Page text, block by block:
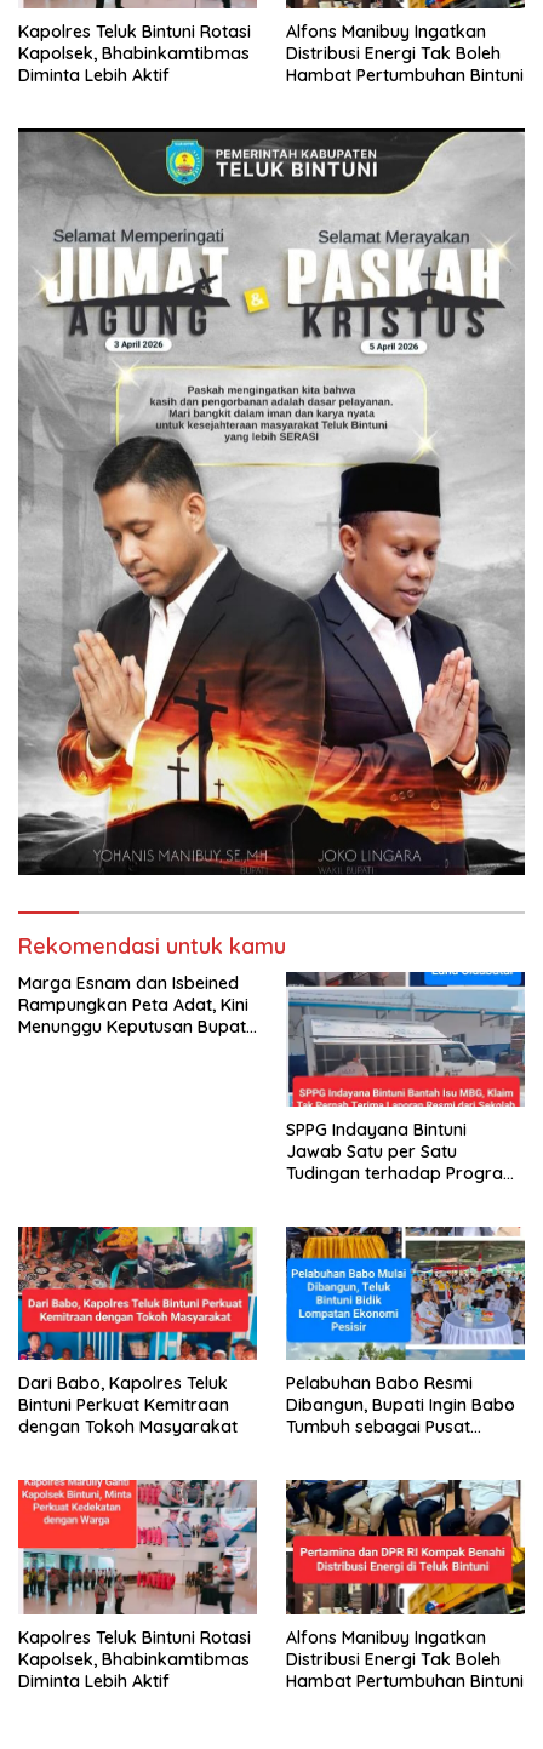
Kapolres Teluk Bintuni Rotasi
Kapolsek, Bhabinkamtibmas
Diminta Lebih Aktif
Alfons Manibuy Ingatkan
Distribusi Energi Tak Boleh
Hambat Pertumbuhan Bintuni
Rekomendasi untuk kamu
Marga Esnam dan Isbeined
Rampungkan Peta Adat, Kini
Menunggu Keputusan Bupati
SPPG Indayana Bintuni
Jawab Satu per Satu
Tudingan terhadap Program
Dari Babo, Kapolres Teluk
Bintuni Perkuat Kemitraan
dengan Tokoh Masyarakat
Pelabuhan Babo Resmi
Dibangun, Bupati Ingin Babo
Tumbuh sebagai Pusat
Kapolres Teluk Bintuni Rotasi
Kapolsek, Bhabinkamtibmas
Diminta Lebih Aktif
Alfons Manibuy Ingatkan
Distribusi Energi Tak Boleh
Hambat Pertumbuhan Bintuni